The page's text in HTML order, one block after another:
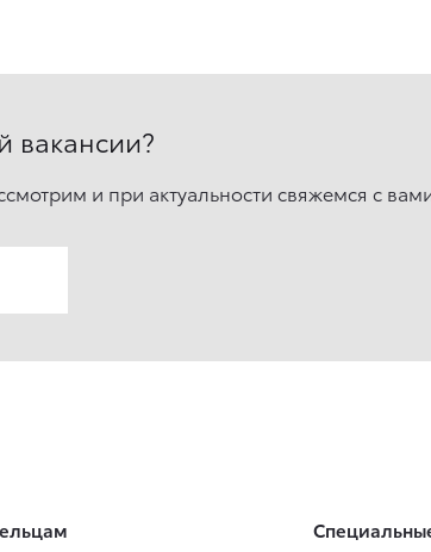
вакансии?
и при актуальности свяжемcя с